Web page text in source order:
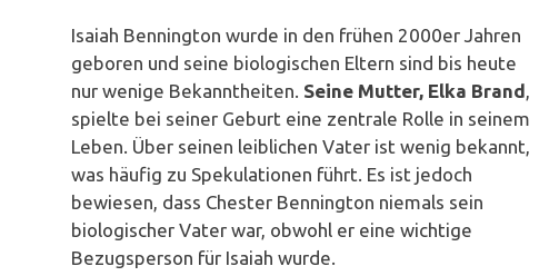
Isaiah Bennington wurde in den frühen 2000er Jahren
geboren und seine biologischen Eltern sind bis heute
nur wenige Bekanntheiten. Seine Mutter, Elka Brand,
spielte bei seiner Geburt eine zentrale Rolle in seinem
Leben. Über seinen leiblichen Vater ist wenig bekannt,
was häufig zu Spekulationen führt. Es ist jedoch
bewiesen, dass Chester Bennington niemals sein
biologischer Vater war, obwohl er eine wichtige
Bezugsperson für Isaiah wurde.